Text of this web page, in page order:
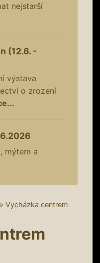
nejstarší
(12.6. -
výstava
o zrození
mýtem a
» Vycházka centrem